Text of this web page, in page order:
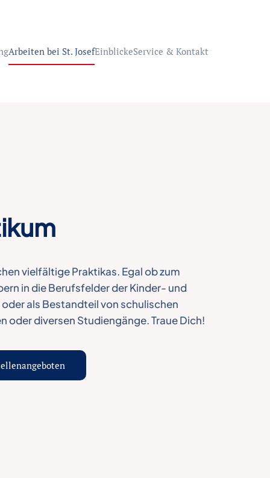
Arbeiten bei St. JosefEinblickeService & Kontakt
vielfältige Praktikas. Egal ob zum
in die Berufsfelder der Kinder- und
als Bestandteil von schulischen
oder diversen Studiengänge. Traue Dich!